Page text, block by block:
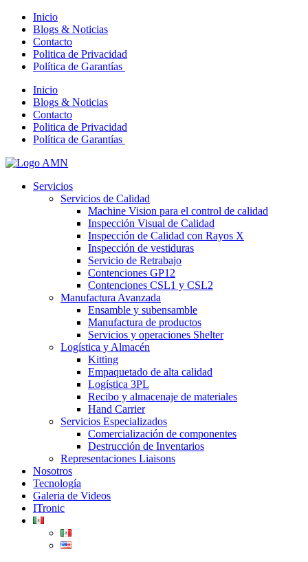
Inicio
Blogs & Noticias
Contacto
Politica de Privacidad
Política de Garantías
Inicio
Blogs & Noticias
Contacto
Politica de Privacidad
Política de Garantías
Servicios
Servicios de Calidad
Machine Vision para el control de calidad
Inspección Visual de Calidad
Inspección de Calidad con Rayos X
Inspección de vestiduras
Servicio de Retrabajo
Contenciones GP12
Contenciones CSL1 y CSL2
Manufactura Avanzada
Ensamble y subensamble
Manufactura de productos
Servicios y operaciones Shelter
Logística y Almacén
Kitting
Empaquetado de alta calidad
Logística 3PL
Recibo y almacenaje de materiales
Hand Carrier
Servicios Especializados
Comercialización de componentes
Destrucción de Inventarios
Representaciones Liaisons
Nosotros
Tecnología
Galeria de Videos
ITronic